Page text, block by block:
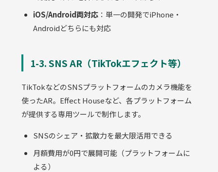
iOS/Android両対応 ：単一の開発でiPhone・
Androidどちらにも対応
1-3. SNS AR（TikTokエフェクト等）
TikTokなどのSNSプラットフォームのカメラ機能を
使ったAR。Effect Houseなど、各プラットフォーム
が提供する専用ツールで制作します。
SNSのシェア・拡散力を最大限活用できる
月額費用が0円で展開可能（プラットフォームに
よる）